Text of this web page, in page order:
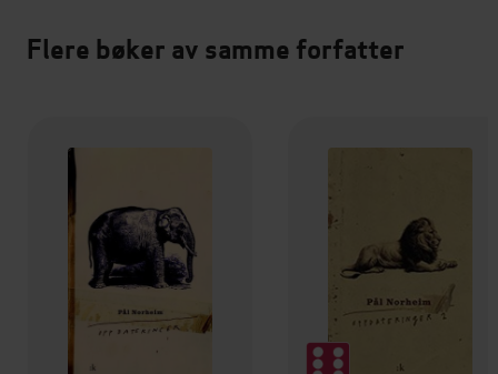
Flere bøker av samme forfatter